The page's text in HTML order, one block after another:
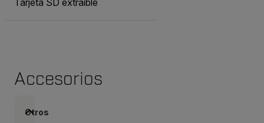
Tarjeta SD extraíble
Accesorios
Otros